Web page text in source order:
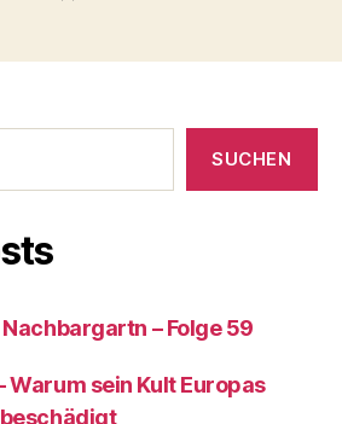
SUCHEN
Nachbargartn – Folge 59
Warum sein Kult Europas